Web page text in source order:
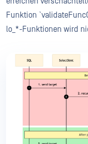
Funktion
lo_*-Funktionen wird